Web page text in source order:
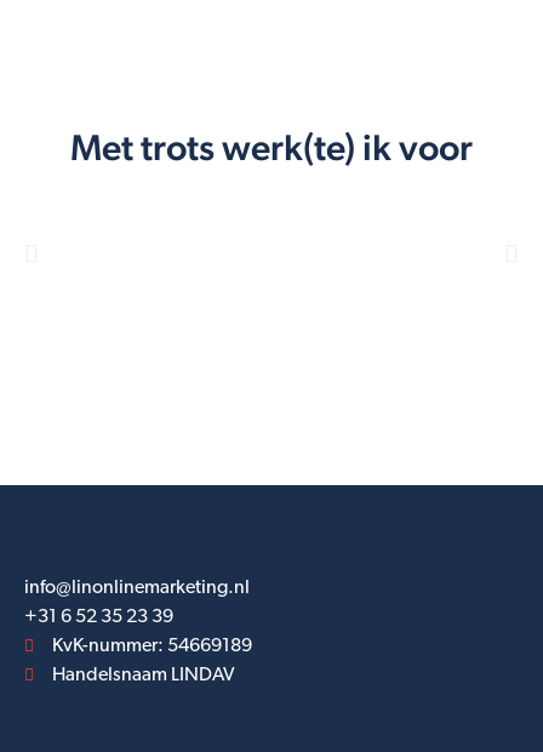
Met trots werk(te) ik voor
info@linonlinemarketing.nl
+31 6 52 35 23 39
KvK-nummer: 54669189
Handelsnaam LINDAV